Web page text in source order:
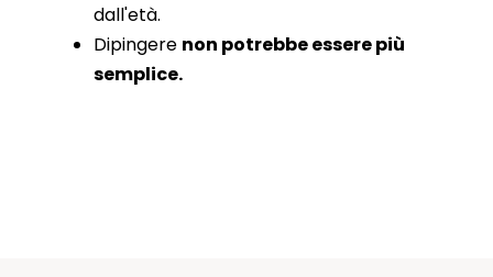
dall'età.
Dipingere non potrebbe essere più
semplice.